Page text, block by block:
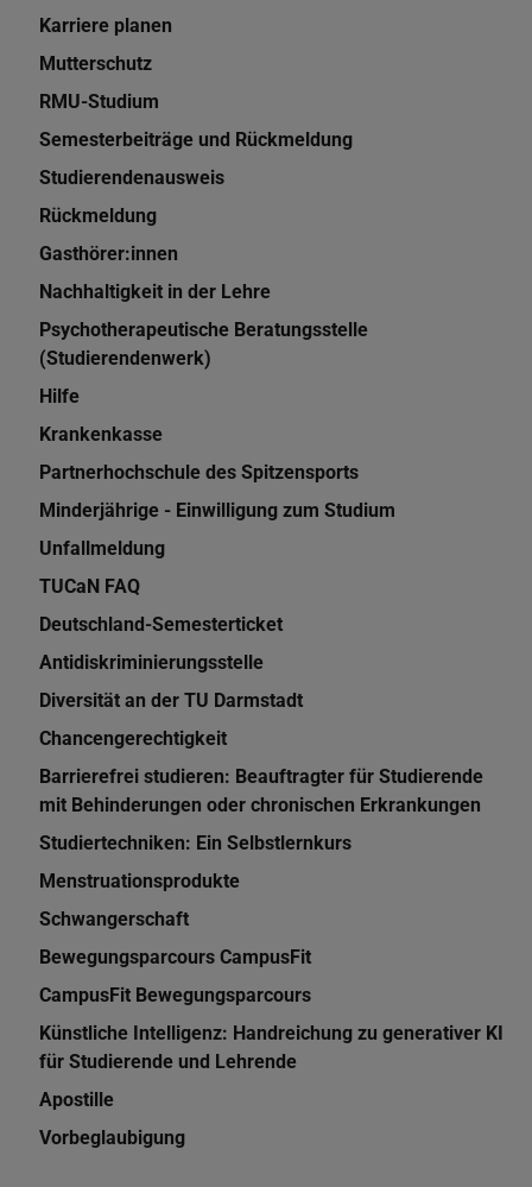
Karriere planen
Mutterschutz
RMU-Studium
Semesterbeiträge und Rückmeldung
Studierendenausweis
Rückmeldung
Gasthörer:innen
Nachhaltigkeit in der Lehre
Psychotherapeutische Beratungsstelle
(Studierendenwerk)
Hilfe
Krankenkasse
Partnerhochschule des Spitzensports
Minderjährige - Einwilligung zum Studium
Unfallmeldung
TUCaN FAQ
Deutschland-Semesterticket
Antidiskriminierungsstelle
Diversität an der TU Darmstadt
Chancengerechtigkeit
Barrierefrei studieren: Beauftragter für Studierende
mit Behinderungen oder chronischen Erkrankungen
Studiertechniken: Ein Selbstlernkurs
Menstruationsprodukte
Schwangerschaft
Bewegungsparcours CampusFit
CampusFit Bewegungsparcours
Künstliche Intelligenz: Handreichung zu generativer KI
für Studierende und Lehrende
Apostille
Vorbeglaubigung